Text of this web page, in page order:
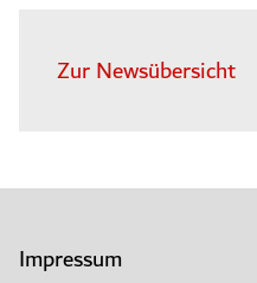
Zur Newsübersicht
Impressum